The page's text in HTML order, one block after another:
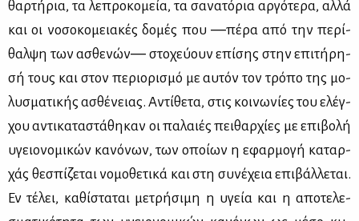
θαρ­τή­ρια, τα λε­προ­κο­μεία, τα σα­να­τό­ρια αρ­γό­τε­ρα, αλ­λά
και οι νο­σο­κο­μεια­κές δο­μές που ―πέ­ρα από την πε­ρί­
θαλ­ψη των ασθε­νών― στο­χεύ­ουν επί­σης στην επι­τή­ρη­
σή τους και στον πε­ριο­ρι­σμό με αυ­τόν τον τρό­πο της μο­
λυ­σμα­τι­κής ασθέ­νειας. Αντί­θε­τα, στις κοι­νω­νί­ες του ελέγ­
χου αντι­κα­τα­στά­θη­καν οι πα­λαιές πει­θαρ­χί­ες με επι­βο­λή
υγειο­νο­μι­κών κα­νό­νων, των οποί­ων η εφαρ­μο­γή κα­ταρ­
χάς θε­σπί­ζε­ται νο­μο­θε­τι­κά και στη συ­νέ­χεια επι­βάλ­λε­ται.
Εν τέ­λει, κα­θί­στα­ται με­τρή­σι­μη η υγεία και η απο­τε­λε­